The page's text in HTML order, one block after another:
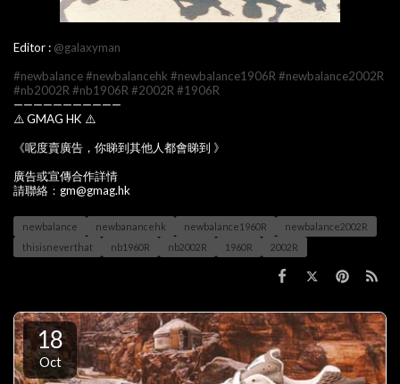
Editor : @galaxyman
#newbalance#newbalancehk #newbalance1906R #newbalance2002R
#nb2002R #nb1906R #2002R #1906R
———————————
⚠️ GMAG HK ⚠️
《呢度賣廣告，你睇到其他人都會睇到 》
廣告或宣傳合作詳情
請聯絡：gm@gmag.hk
newbalance newbanancehk newbalance1960R
newbalance2002R
thisisneverthat
nb1960R nb2002R 1960R 2002R
18
Oct